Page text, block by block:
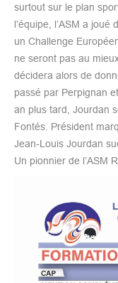
surtout sur le plan
l’équipe, l’ASM a
un Challenge
ne seront pas au
décidera alors de
passé par Perpignan
an plus tard, Jourdan
Fontés. Président
Jean-Louis Jourdan
Un pionnier de l’ASM